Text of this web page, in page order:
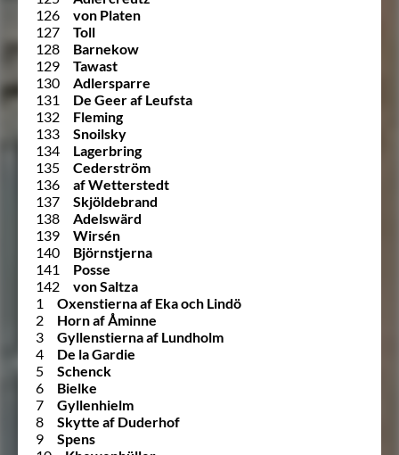
126
von Platen
127
Toll
128
Barnekow
129
Tawast
130
Adlersparre
131
De Geer af Leufsta
132
Fleming
133
Snoilsky
134
Lagerbring
135
Cederström
136
af Wetterstedt
137
Skjöldebrand
138
Adelswärd
139
Wirsén
140
Björnstjerna
141
Posse
142
von Saltza
1
Oxenstierna af Eka och Lindö
2
Horn af Åminne
3
Gyllenstierna af Lundholm
4
De la Gardie
5
Schenck
6
Bielke
7
Gyllenhielm
8
Skytte af Duderhof
9
Spens